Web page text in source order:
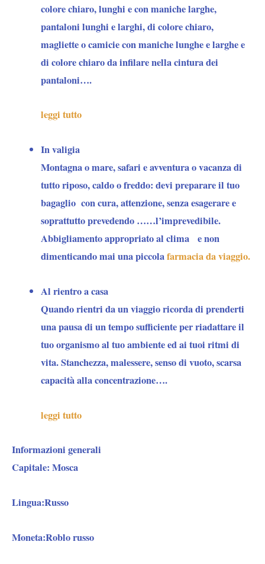
colore chiaro, lunghi e con maniche larghe,
pantaloni lunghi e larghi, di colore chiaro,
magliette o camicie con maniche lunghe e larghe e
di colore chiaro da infilare nella cintura dei
pantaloni….
leggi tutto
In valigia
Montagna o mare, safari e avventura o vacanza di
tutto riposo, caldo o freddo: devi preparare il tuo
bagaglio con cura, attenzione, senza esagerare e
soprattutto prevedendo ……l’imprevedibile.
Abbigliamento appropriato al clima e non
dimenticando mai una piccolafarmacia da viaggio.
Al rientro a casa
Quando rientri da un viaggio ricorda di prenderti
una pausa di un tempo sufficiente per riadattare il
tuo organismo al tuo ambiente ed ai tuoi ritmi di
vita. Stanchezza, malessere, senso di vuoto, scarsa
capacità alla concentrazione….
leggi tutto
Informazioni generali
Capitale: Mosca
Lingua:Russo
Moneta:Roblo russo